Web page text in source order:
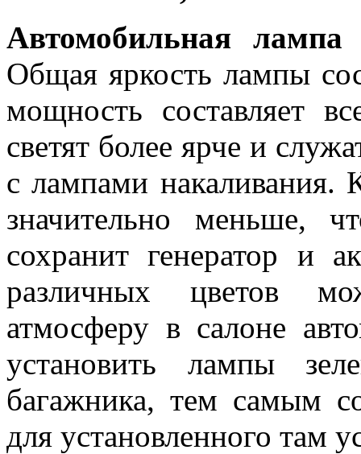
Автомобильная
Общая яркость лампы
мощность составляет
светят более ярче и
с лампами накаливания.
значительно меньше,
сохранит генератор и
различных цветов
атмосферу в салоне
установить лампы
багажника, тем самым
для установленного там